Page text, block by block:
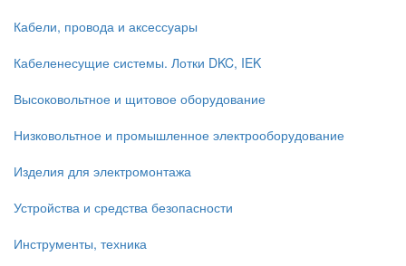
Кабели, провода и аксессуары
Кабеленесущие системы. Лотки DKC, IEK
Высоковольтное и щитовое оборудование
Низковольтное и промышленное электрооборудование
Изделия для электромонтажа
Устройства и средства безопасности
Инструменты, техника